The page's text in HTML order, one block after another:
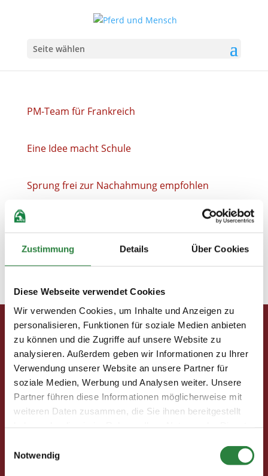
Zustimmung Details Über Cookies
Diese Webseite verwendet Cookies
Wir verwenden Cookies, um Inhalte und Anzeigen zu
personalisieren, Funktionen für soziale Medien anbieten
zu können und die Zugriffe auf unsere Website zu
analysieren. Außerdem geben wir Informationen zu Ihrer
Verwendung unserer Website an unsere Partner für
soziale Medien, Werbung und Analysen weiter. Unsere
Partner führen diese Informationen möglicherweise mit
weiteren Daten zusammen, die Sie ihnen bereitgestellt
Notwendig
Seite wählen
PM-Team für Frankreich
Eine Idee macht Schule
Sprung frei zur Nachahmung empfohlen
« Ältere Einträge
Pferd & Mensch digital
Fragen und Antworten
Print abbestellen
Redaktion
Club